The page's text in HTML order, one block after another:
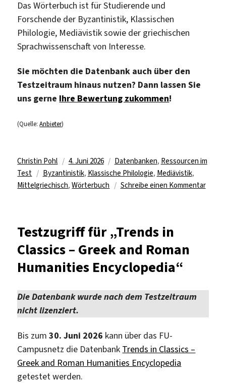
Das Wörterbuch ist für Studierende und
Forschende der Byzantinistik, Klassischen
Philologie, Mediävistik sowie der griechischen
Sprachwissenschaft von Interesse.
Sie möchten die Datenbank auch über den
Testzeitraum hinaus nutzen? Dann lassen Sie
uns gerne Ihre Bewertung zukommen!
(Quelle:Anbieter)
Autor
Christin Pohl
Veröffentlicht
am
4. Juni 2026 Kategorien
Datenbanken, Ressourcen im
Test
Schlagwörter
Byzantinistik, Klassische Philologie, Mediävistik,
Mittelgriechisch,Wörterbuch Schreibe einen Kommentarzu
Greek,
Testzugriff für „Trends in
Classics – Greek and Roman
Humanities Encyclopedia“
Die Datenbank wurde nach dem Testzeitraum
nicht lizenziert.
Bis zum30. Juni 2026 kann über das FU-
Campusnetz die Datenbank Trends in Classics –
Greek and Roman Humanities Encyclopedia
getestet werden.